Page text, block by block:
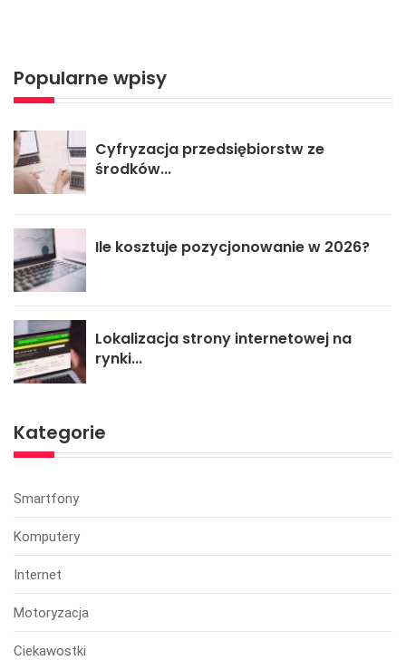
Popularne wpisy
Cyfryzacja przedsiębiorstw ze
środków...
Ile kosztuje pozycjonowanie w 2026?
Lokalizacja strony internetowej na
rynki...
Kategorie
Smartfony
Komputery
Internet
Motoryzacja
Ciekawostki